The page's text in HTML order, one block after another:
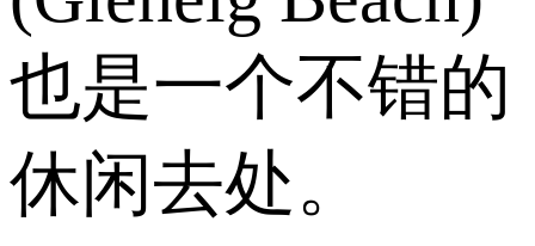
也是一个不错的
休闲去处。